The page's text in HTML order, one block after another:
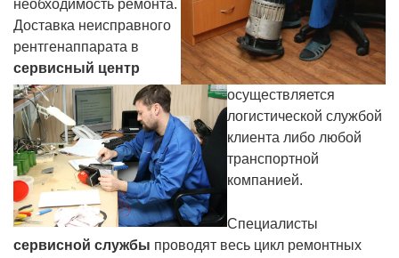
необходимость ремонта.
Доставка неисправного
рентгенаппарата в
сервисный центр
осуществляется
логистической службой
клиента либо любой
транспортной
компанией.
Специалисты
сервисной службы проводят весь цикл ремонтных